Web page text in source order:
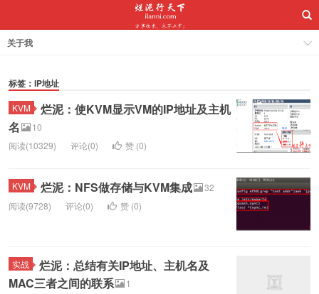
关于我
标签：IP地址
KVM
烂泥：使KVM显示VM的IP地址及主机
名
10
阅读(10329)
评论(0) 赞 (0)
KVM 烂泥：NFS做存储与KVM集成
32
阅读(9728)
评论(0) 赞 (0)
实战
烂泥：总结有关IP地址、主机名及
MAC三者之间的联系
1